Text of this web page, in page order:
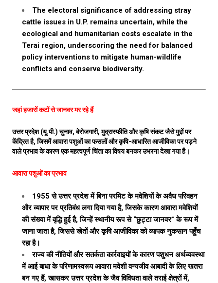
The electoral significance of addressing stray
cattle issues in U.P. remains uncertain, while the
ecological and humanitarian costs escalate in the
Terai region, underscoring the need for balanced
policy interventions to mitigate human-wildlife
conflicts and conserve biodiversity.
जहां हजारों कटों से जानवर मर रहे हैं
उत्तर प्रदेश (यू.पी.) चुनाव, बेरोजगारी, मुद्रास्फीति और कृषि संकट जैसे मुद्दों पर
केंद्रित है, जिसमें आवारा पशुओं का फसलों और कृषि-आधारित आजीविका पर पड़ने
वाले प्रभाव के कारण एक महत्वपूर्ण चिंता का विषय बनकर उभरना देखा गया है।
आवारा पशुओं का प्रभाव
1955 से उत्तर प्रदेश में बिना परमिट के मवेशियों के अवैध परिवहन
और व्यापार पर प्रतिबंध लगा दिया गया है, जिसके कारण आवारा मवेशियों
की संख्या में वृद्धि हुई है, जिन्हें स्थानीय रूप से “छुट्टा जानवर” के रूप में
जाना जाता है, जिससे खेतों और कृषि आजीविका को व्यापक नुकसान पहुँच
रहा है।
राज्य की नीतियों और सतर्कता कार्रवाइयों के कारण पशुधन अर्थव्यवस्था
में आई बाधा के परिणामस्वरूप आवारा मवेशी वन्यजीव आबादी के लिए खतरा
बन गए हैं, खासकर उत्तर प्रदेश के जैव विविधता वाले तराई क्षेत्रों में,